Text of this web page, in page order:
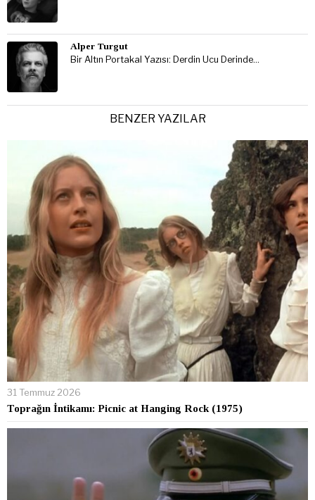
Alper Turgut
Bir Altın Portakal Yazısı: Derdin Ucu Derinde…
BENZER YAZILAR
31 Temmuz 2026
Toprağın İntikamı: Picnic at Hanging Rock (1975)